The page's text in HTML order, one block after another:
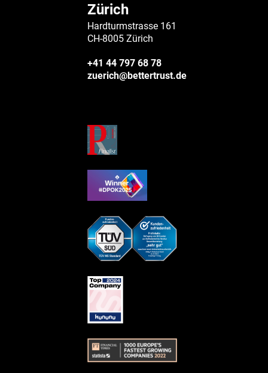
Zürich
Hardturmstrasse 161
CH-8005 Zürich
+41 44 797 68 78
zuerich@bettertrust.de